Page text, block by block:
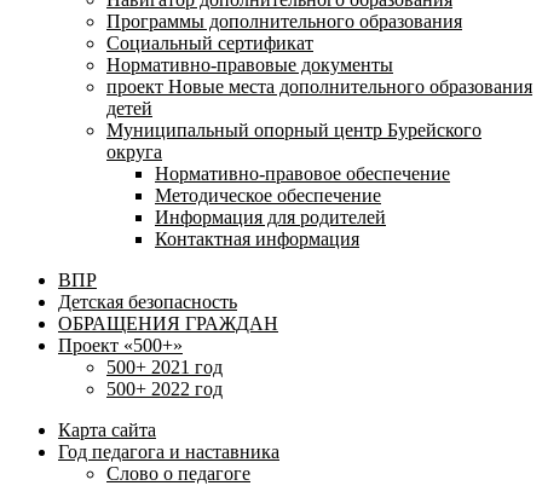
Программы дополнительного образования
Социальный сертификат
Нормативно-правовые документы
проект Новые места дополнительного образования
детей
Муниципальный опорный центр Бурейского
округа
Нормативно-правовое обеспечение
Методическое обеспечение
Информация для родителей
Контактная информация
ВПР
Детская безопасность
ОБРАЩЕНИЯ ГРАЖДАН
Проект «500+»
500+ 2021 год
500+ 2022 год
Карта сайта
Год педагога и наставника
Слово о педагоге